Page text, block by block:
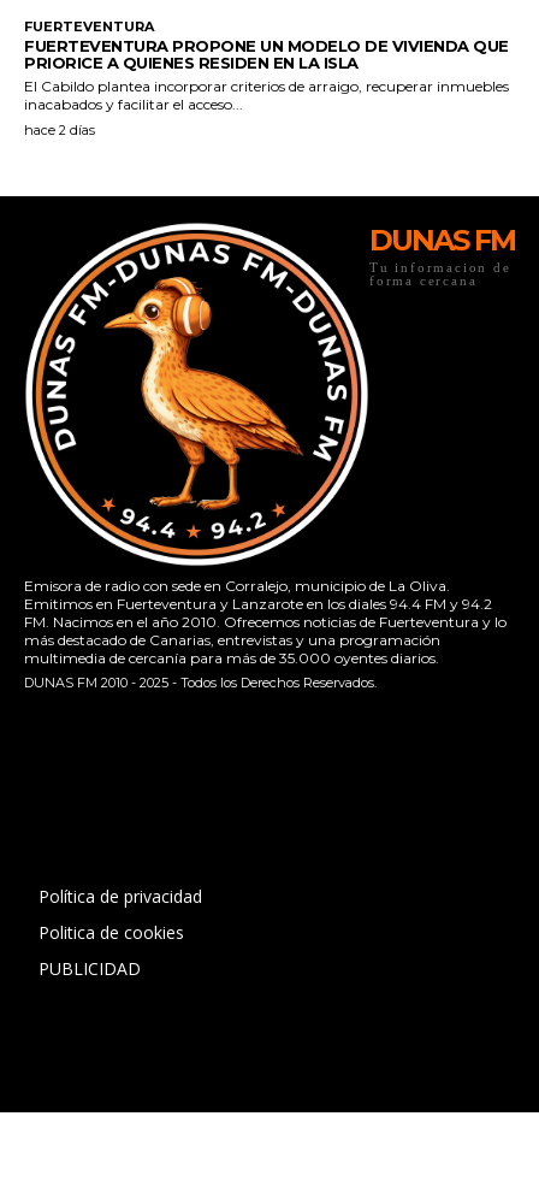
DUNAS FM
Tu informacion de
forma cercana
Emisora de radio con sede en Corralejo, municipio de La Oliva.
Emitimos en Fuerteventura y Lanzarote en los diales 94.4 FM y 94.2
FM. Nacimos en el año 2010. Ofrecemos noticias de Fuerteventura y lo
más destacado de Canarias, entrevistas y una programación
multimedia de cercanía para más de 35.000 oyentes diarios.
DUNAS FM 2010 - 2025 - Todos los Derechos Reservados.
Política de privacidad
Politica de cookies
PUBLICIDAD